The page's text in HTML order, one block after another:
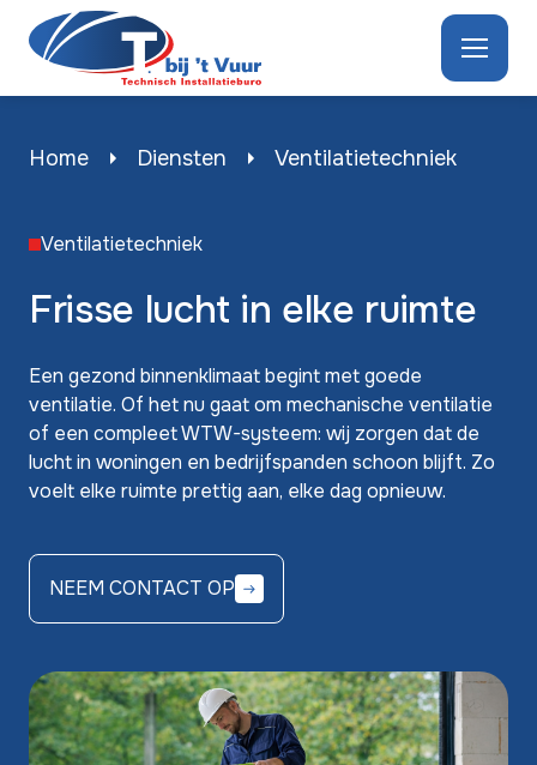
Menu
Home Diensten Ventilatietechniek
Ventilatietechniek
Frisse lucht in elke ruimte
Een gezond binnenklimaat begint met goede
ventilatie. Of het nu gaat om mechanische ventilatie
of een compleet WTW-systeem: wij zorgen dat de
lucht in woningen en bedrijfspanden schoon blijft. Zo
voelt elke ruimte prettig aan, elke dag opnieuw.
NEEM CONTACT OP